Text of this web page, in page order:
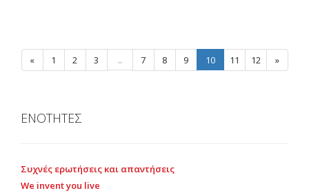
« 1 2 3 .. 7 8 9 10 11 12 »
ΕΝΟΤΗΤΕΣ
Συχνές ερωτήσεις και απαντήσεις
We invent you live